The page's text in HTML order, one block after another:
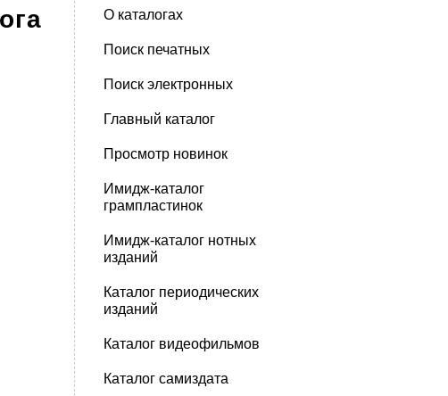
О каталогах
Поиск печатных
Поиск электронных
Главный каталог
Просмотр новинок
Имидж-каталог
грампластинок
Имидж-каталог нотных
изданий
Каталог периодических
изданий
Каталог видеофильмов
Каталог самиздата